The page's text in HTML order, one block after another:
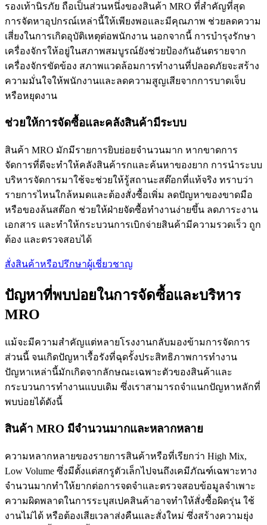
รองเท้านิรภัย ถือเป็นส่วนหนึ่งของสินค้า MRO ที่สำคัญที่สุด
การจัดหาอุปกรณ์เหล่านี้ให้เพียงพอและมีคุณภาพ ช่วยลดความ
เสี่ยงในการเกิดอุบัติเหตุต่อพนักงาน นอกจากนี้ การบำรุงรักษา
เครื่องจักรให้อยู่ในสภาพสมบูรณ์ยังช่วยป้องกันอันตรายจาก
เครื่องจักรขัดข้อง สภาพแวดล้อมการทำงานที่ปลอดภัยจะสร้าง
ความมั่นใจให้พนักงานและลดความสูญเสียจากการบาดเจ็บ
หรือหยุดงาน
ช่วยให้การจัดซื้อและคลังสินค้ามีระบบ
สินค้า MRO มักมีรายการยิบย่อยจำนวนมาก หากขาดการ
จัดการที่ดีจะทำให้คลังสินค้ารกและค้นหาของยาก การนำระบบ
บริหารจัดการมาใช้จะช่วยให้รู้สถานะสต๊อกที่แท้จริง ทราบว่า
รายการไหนใกล้หมดและต้องสั่งซื้อเพิ่ม ลดปัญหาของขาดมือ
หรือของล้นสต๊อก ช่วยให้ฝ่ายจัดซื้อทำงานง่ายขึ้น ลดภาระงาน
เอกสาร และทำให้กระบวนการเบิกจ่ายสินค้ามีความรวดเร็ว ถูก
ต้อง และตรวจสอบได้
สั่งสินค้าหรือปรึกษาผู้เชี่ยวชาญ
ปัญหาที่พบบ่อยในการจัดซื้อและบริหาร
MRO
แม้จะมีความสำคัญแต่หลายโรงงานกลับมองข้ามการจัดการ
ส่วนนี้ จนเกิดปัญหาเรื้อรังที่ฉุดรั้งประสิทธิภาพการทำงาน
ปัญหาเหล่านี้มักเกิดจากลักษณะเฉพาะตัวของสินค้าและ
กระบวนการทำงานแบบเดิม ซึ่งเราสามารถจำแนกปัญหาหลักที่
พบบ่อยได้ดังนี้
สินค้า MRO มีจำนวนมากและหลากหลาย
ความหลากหลายของรายการสินค้าหรือที่เรียกว่า High Mix,
Low Volume ซึ่งมีตั้งแต่สกรูตัวเล็กไปจนถึงเคมีภัณฑ์เฉพาะทาง
จำนวนมากทำให้ยากต่อการจดจำและตรวจสอบข้อมูลจำเพาะ
ความผิดพลาดในการระบุสเปคสินค้าอาจทำให้สั่งซื้อผิดรุ่น ใช้
งานไม่ได้ หรือต้องเสียเวลาส่งคืนและสั่งใหม่ ซึ่งสร้างความยุ่ง